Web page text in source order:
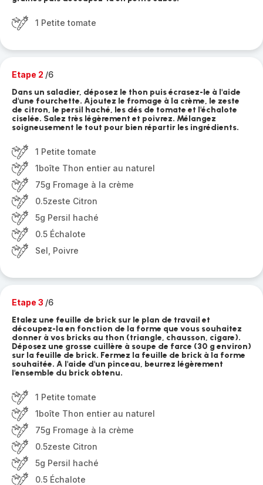
1 Petite tomate
Etape 2 /6
Dans un saladier, déposez le thon puis écrasez-le à l'aide
d'une fourchette. Ajoutez le fromage à la crème, le zeste
de citron, le persil haché, les dés de tomate et l'échalote
ciselée. Salez très légèrement et poivrez. Mélangez
soigneusement le tout pour bien répartir les ingrédients.
1 Petite tomate
1boîte Thon entier au naturel
75g Fromage à la crème
0.5zeste Citron
5g Persil haché
0.5 Échalote
Sel, Poivre
Etape 3 /6
Etalez une feuille de brick sur le plan de travail et
découpez-la en fonction de la forme que vous souhaitez
donner à vos bricks au thon (triangle, chausson, cigare).
Déposez une grosse cuillère à soupe de farce (30 g environ)
sur la feuille de brick. Fermez la feuille de brick à la forme
souhaitée. A l'aide d'un pinceau, beurrez légèrement
l'ensemble du brick obtenu.
1 Petite tomate
1boîte Thon entier au naturel
75g Fromage à la crème
0.5zeste Citron
5g Persil haché
0.5 Échalote